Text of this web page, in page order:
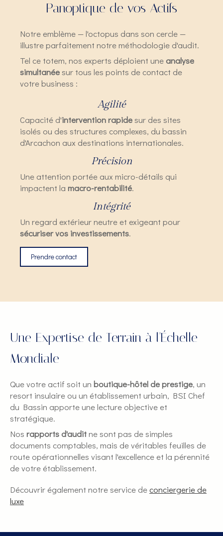
Panoptique de vos Actifs
Notre emblème — l'octopus dans son cercle —
illustre parfaitement notre méthodologie d'audit.
Tel ce totem, nos experts déploient une analyse
simultanéesur tous les points de contact de
votre business :
Agilité
Capacité d'intervention rapidesur des sites
isolés ou des structures complexes, du bassin
d'Arcachon aux destinations internationales.
Précision
Une attention portée aux micro-détails qui
impactent la macro-rentabilité.
Intégrité
Un regard extérieur neutre et exigeant pour
sécuriser vos investissements.
Prendre contact
Une Expertise de Terrain à l'Échelle
Mondiale
Que votre actif soit un boutique-hôtel de prestige, un
resort insulaire ou un établissement urbain, BSI Chef
du Bassin apporte une lecture objective et
stratégique.
Nos rapports d'auditne sont pas de simples
documents comptables, mais de véritables feuilles de
route opérationnelles visant l'excellence et la pérennité
de votre établissement.
Découvrir également notre service deconciergerie de
luxe